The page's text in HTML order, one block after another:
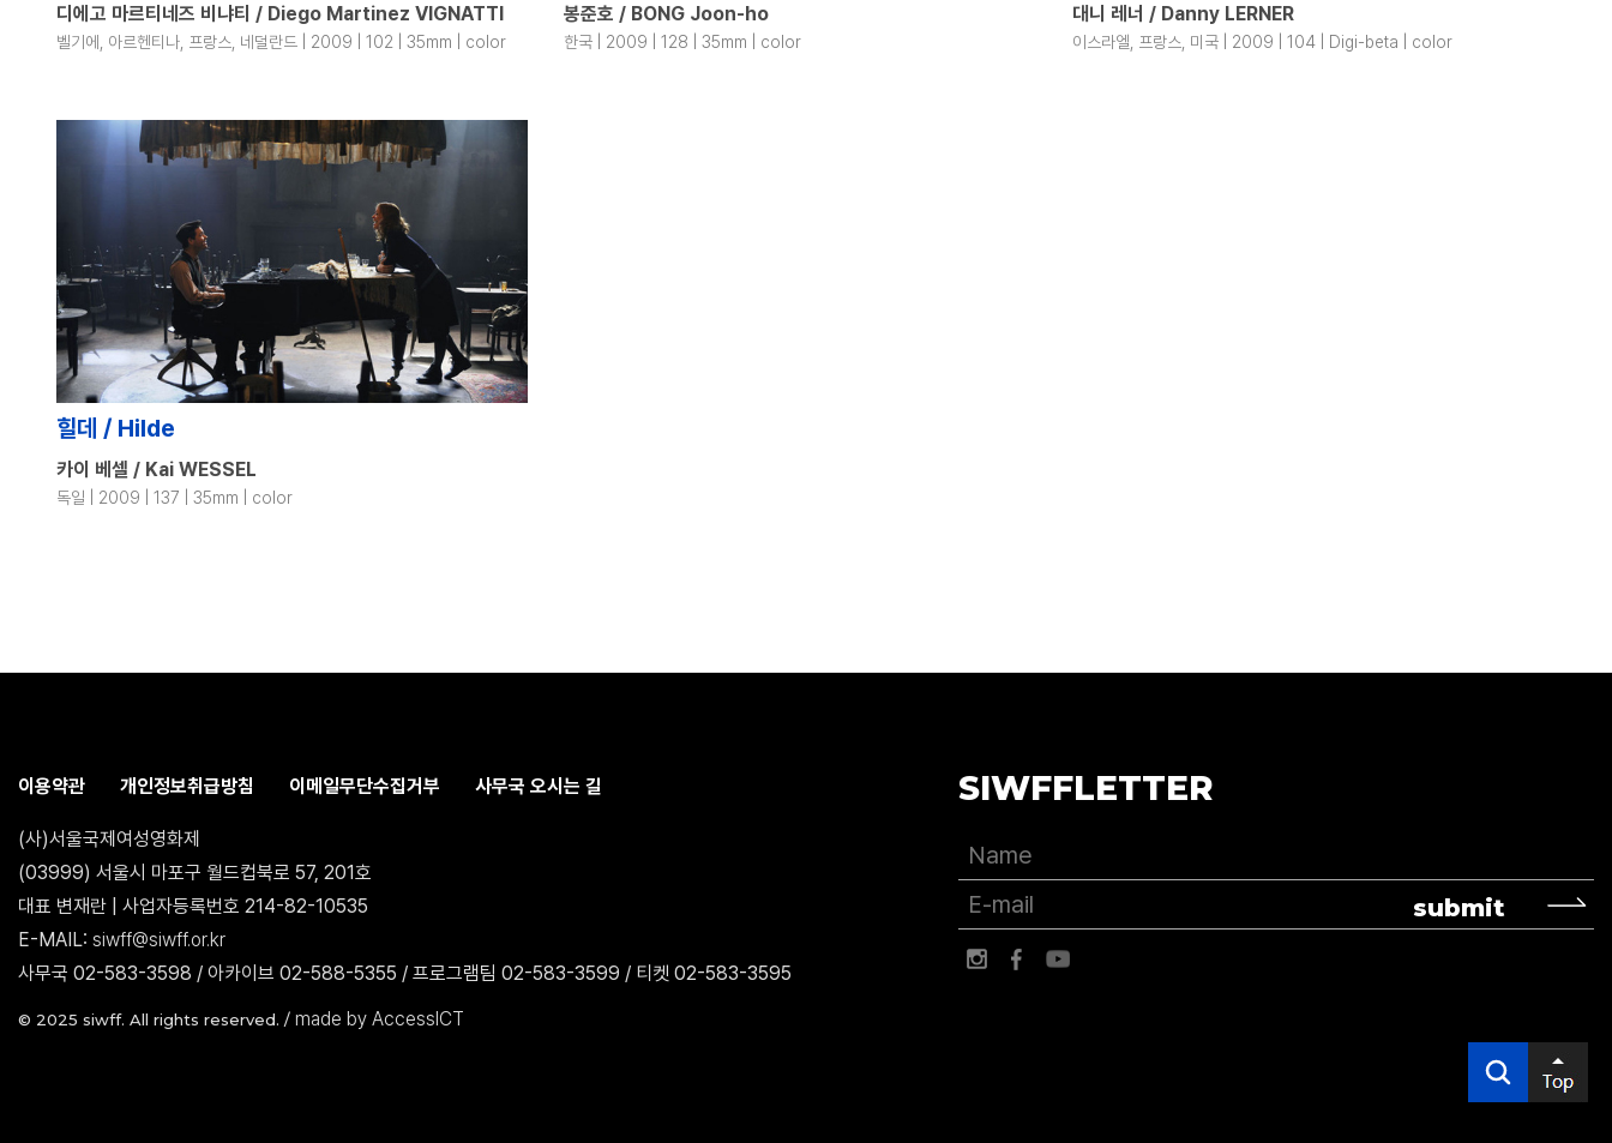
디에고 마르티네즈 비냐티 / Diego Martinez VIGNATTI
벨기에, 아르헨티나, 프랑스, 네덜란드 | 2009 | 102 | 35mm | color
봉준호 / BONG Joon-ho
한국 | 2009 | 128 | 35mm | color
대니 레너 / Danny LERNER
이스라엘, 프랑스, 미국 | 2009 | 104 | Digi-beta | color
힐데 / Hilde
카이 베셀 / Kai WESSEL
독일 | 2009 | 137 | 35mm | color
이용약관 개인정보취급방침 이메일무단수집거부 사무국 오시는 길
(사)서울국제여성영화제
(03999) 서울시 마포구 월드컵북로 57, 201호
대표 변재란 | 사업자등록번호 214-82-10535
E-MAIL: siwff@siwff.or.kr
사무국 02-583-3598 / 아카이브 02-588-5355 / 프로그램팀 02-583-3599 / 티켓 02-583-3595
© 2025 siwff. All rights reserved. / made by AccessICT
SIWFFLETTER
submit